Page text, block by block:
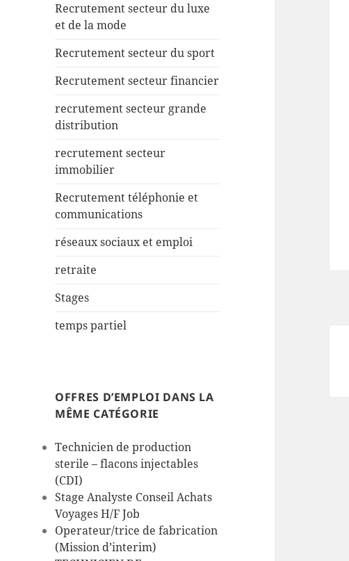
Recrutement secteur du luxe
et de la mode
Recrutement secteur du sport
Recrutement secteur financier
recrutement secteur grande
distribution
recrutement secteur
immobilier
Recrutement téléphonie et
communications
réseaux sociaux et emploi
retraite
Stages
temps partiel
OFFRES D’EMPLOI DANS LA
MÊME CATÉGORIE
Technicien de production
sterile – flacons injectables
(CDI)
Stage Analyste Conseil Achats
Voyages H/F Job
Operateur/trice de fabrication
(Mission d’interim)